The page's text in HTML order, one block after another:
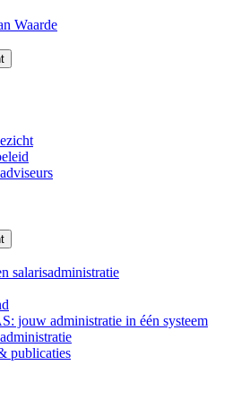
Waarde
salarisadministratie
jouw administratie in één systeem
publicaties